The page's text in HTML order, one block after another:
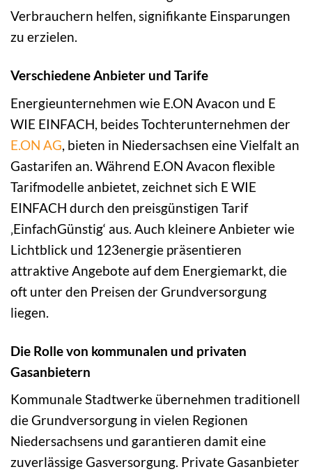
Verbrauchern helfen, signifikante Einsparungen
zu erzielen.
Verschiedene Anbieter und Tarife
Energieunternehmen wie E.ON Avacon und E
WIE EINFACH, beides Tochterunternehmen der
E.ON AG, bieten in Niedersachsen eine Vielfalt an
Gastarifen an. Während E.ON Avacon flexible
Tarifmodelle anbietet, zeichnet sich E WIE
EINFACH durch den preisgünstigen Tarif
‚EinfachGünstig‘ aus. Auch kleinere Anbieter wie
Lichtblick und 123energie präsentieren
attraktive Angebote auf dem Energiemarkt, die
oft unter den Preisen der Grundversorgung
liegen.
Die Rolle von kommunalen und privaten
Gasanbietern
Kommunale Stadtwerke übernehmen traditionell
die Grundversorgung in vielen Regionen
Niedersachsens und garantieren damit eine
zuverlässige Gasversorgung. Private Gasanbieter